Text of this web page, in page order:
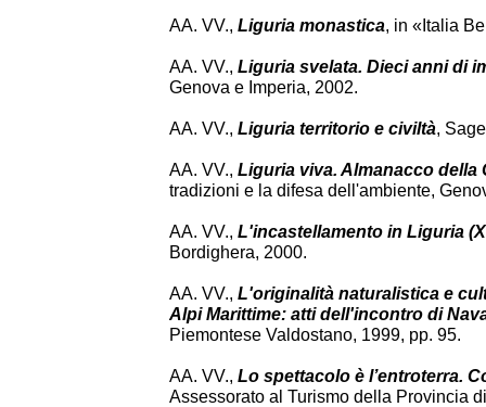
AA. VV., Liguria monastica, in «Italia
AA. VV., Liguria svelata. Dieci anni di
Genova e Imperia, 2002.
AA. VV., Liguria territorio e civiltà,
AA. VV., Liguria viva. Almanacco della
tradizioni e la difesa dell'ambiente,
AA. VV., L'incastellamento in Liguria
Bordighera, 2000.
AA. VV., L'originalità naturalistica e
Alpi Marittime: atti dell'incontro di
Piemontese Valdostano, 1999, pp. 95.
AA. VV., Lo spettacolo è l’entroterra.
Assessorato al Turismo della Provincia